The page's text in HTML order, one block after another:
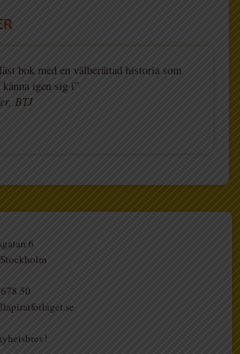
bok med en välberättad historia som
känna igen sig i”
BTJ
6
50